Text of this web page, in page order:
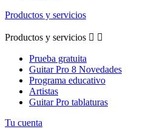
Productos y servicios
Productos y servicios  
Prueba gratuita
Guitar Pro 8 Novedades
Programa educativo
Artistas
Guitar Pro tablaturas
Tu cuenta